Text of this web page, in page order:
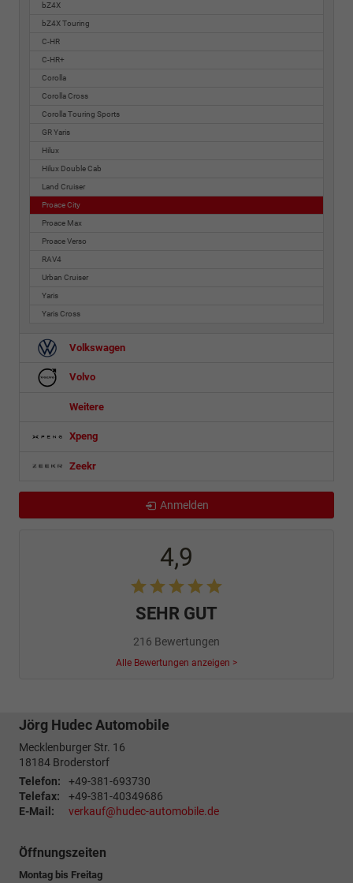
bZ4X
bZ4X Touring
C-HR
C-HR+
Corolla
Corolla Cross
Corolla Touring Sports
GR Yaris
Hilux
Hilux Double Cab
Land Cruiser
Proace City
Proace Max
Proace Verso
RAV4
Urban Cruiser
Yaris
Yaris Cross
Volkswagen
Volvo
Weitere
Xpeng
Zeekr
Anmelden
4,9
SEHR GUT
216 Bewertungen
Alle Bewertungen anzeigen >
Jörg Hudec Automobile
Mecklenburger Str. 16
18184 Broderstorf
Telefon:
+49-381-693730
Telefax:
+49-381-40349686
E-Mail:
verkauf@hudec-automobile.de
Öffnungszeiten
Montag bis Freitag